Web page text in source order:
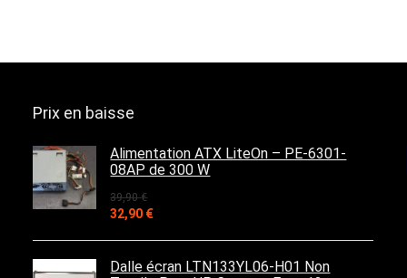
Prix en baisse
Alimentation ATX LiteOn – PE-6301-
08AP de 300 W
39,90€
Le
initial
était :
32,90 €Le
actuel
est :
Dalle écran LTN133YL06-H01 Non